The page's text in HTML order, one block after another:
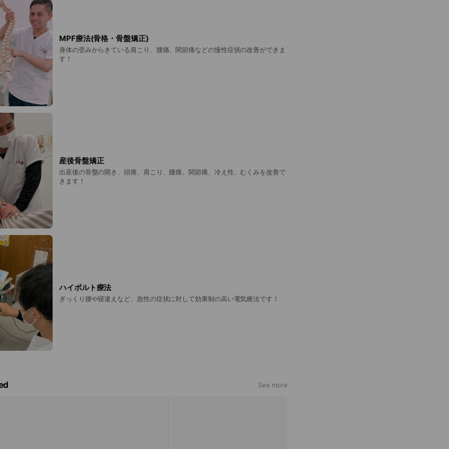
MPF療法(骨格・骨盤矯正)
身体の歪みからきている肩こり、腰痛、関節痛などの慢性症状の改善ができま
す！
産後骨盤矯正
出産後の骨盤の開き、頭痛、肩こり、腰痛、関節痛、冷え性、むくみを改善で
きます！
ハイボルト療法
ぎっくり腰や寝違えなど、急性の症状に対して効果制の高い電気療法です！
See more